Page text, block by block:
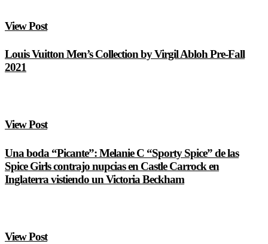
View Post
Louis Vuitton Men’s Collection by Virgil Abloh Pre-Fall
2021
View Post
Una boda “Picante”: Melanie C “Sporty Spice” de las
Spice Girls contrajo nupcias en Castle Carrock en
Inglaterra vistiendo un Victoria Beckham
View Post